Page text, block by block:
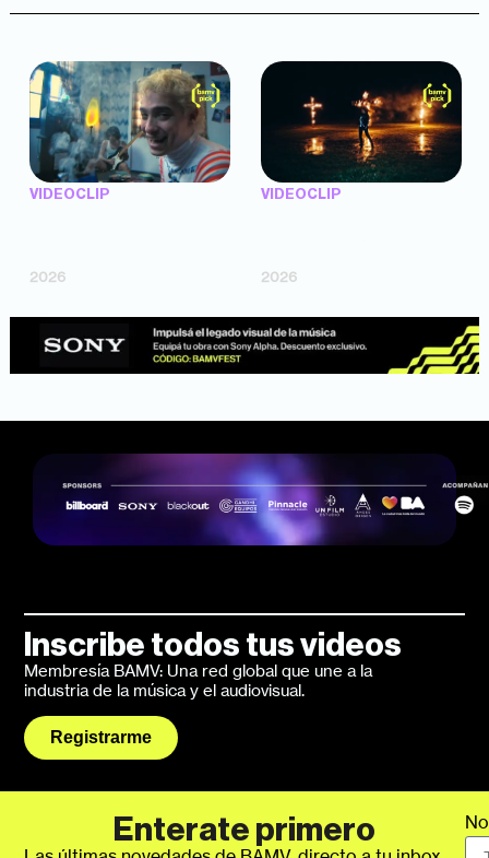
VIDEOCLIP
2026
VIDEOCLIP
2026
Inscribe todos tus videos
Membresía BAMV: Una red global que une a la
industria de la música y el audiovisual.
Registrarme
Enterate primero